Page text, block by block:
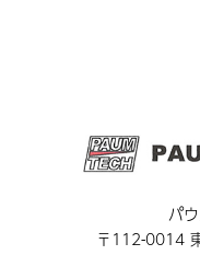
パ
〒112-0014